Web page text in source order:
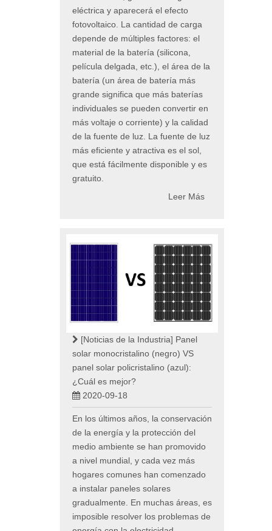
eléctrica y aparecerá el efecto
fotovoltaico. La cantidad de carga
depende de múltiples factores: el
material de la batería (silicona,
película delgada, etc.), el área de la
batería (un área de batería más
grande significa que más baterías
individuales se pueden convertir en
más voltaje o corriente) y la calidad
de la fuente de luz. La fuente de luz
más eficiente y atractiva es el sol,
que está fácilmente disponible y es
gratuito.
Leer Más
[Noticias de la Industria] Panel
solar monocristalino (negro) VS
panel solar policristalino (azul):
¿Cuál es mejor?
2020-09-18
En los últimos años, la conservación
de la energía y la protección del
medio ambiente se han promovido
a nivel mundial, y cada vez más
hogares comunes han comenzado
a instalar paneles solares
gradualmente. En muchas áreas, es
imposible resolver los problemas de